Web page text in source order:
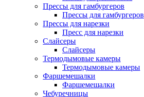
Прессы для гамбургеров
Прессы для гамбургеров
Прессы для нарезки
Пресс для нарезки
Слайсеры
Слайсеры
Термодымовые камеры
Термодымовые камеры
Фаршемешалки
Фаршемешалки
Чебуречницы